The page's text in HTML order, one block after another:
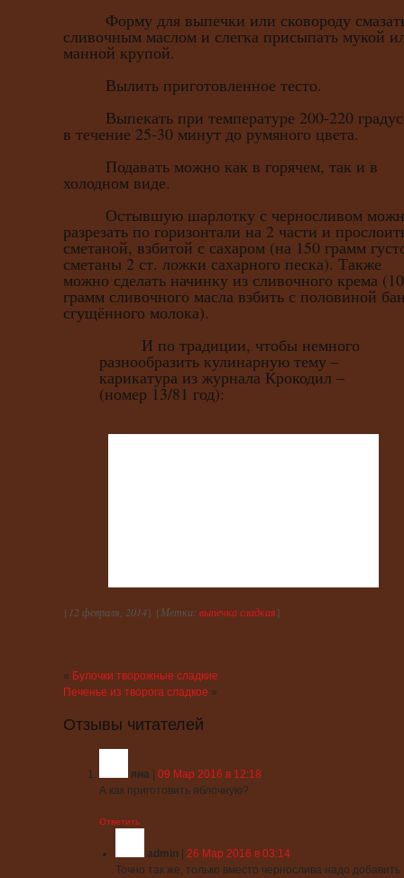
Форму для выпечки или сковороду
сливочным маслом и слегка присыпать мукой
манной крупой.
Вылить приготовленное тесто.
Выпекать при температуре 200-220
в течение 25-30 минут до румяного цвета.
Подавать можно как в горячем, так и в
холодном виде.
Остывшую шарлотку с черносливом
разрезать по горизонтали на 2 части и
сметаной, взбитой с сахаром (на 150 грамм
сметаны 2 ст. ложки сахарного песка). Также
можно сделать начинку из сливочного крема
грамм сливочного масла взбить с половиной
сгущённого молока).
И по традиции, чтобы немного
разнообразить кулинарную тему –
карикатура из журнала Крокодил –
(номер 13/81 год):
{ 12 февраля, 2014} {Метки: выпечка сладкая}
« Булочки творожные сладкие
Печенье из творога сладкое »
Отзывы читателей
яна
09 Мар 2016 в 12:18
А как приготовить яблочную?
Ответить
admin
26 Мар 2016 в 03:14
Точно так же, только вместо чернослива надо добавить